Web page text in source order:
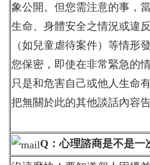
象公開。但您需注意的事，
生命、身體安全之情況或違
（如兒童虐待案件）等情形
您保密，即使在非常緊急的
只是和危害自己或他人生命
把無關於此的其他談話內容告
Q：心理諮商是不是一